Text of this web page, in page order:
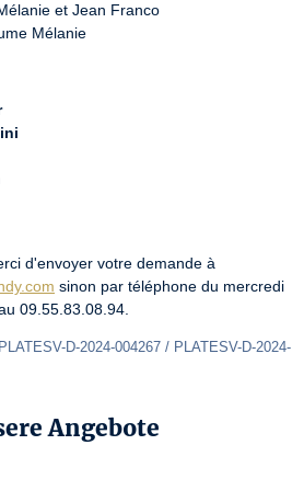
et Jean Franco
Mélanie
sinon par téléphone du mercredi
09.55.83.08.94.
D-2024-004267 / PLATESV-D-2024-
Angebote